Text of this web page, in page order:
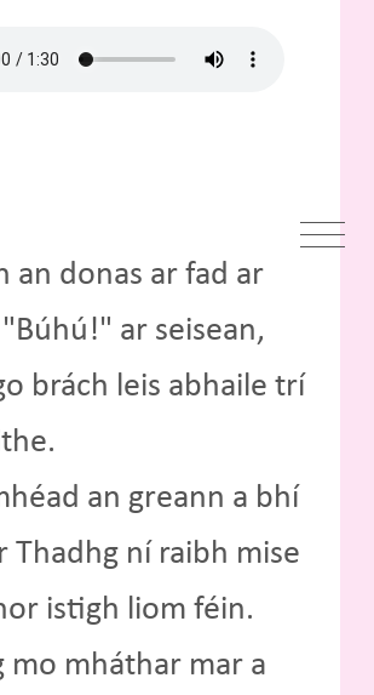
an donas ar fad ar
ar seisean,
brách leis abhaile trí
an greann a bhí
Thadhg ní raibh mise
istigh liom féin.
mo mháthar mar a